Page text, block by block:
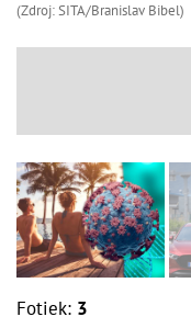
(Zdroj: SITA/Branislav Bibel)
Fotiek: 3